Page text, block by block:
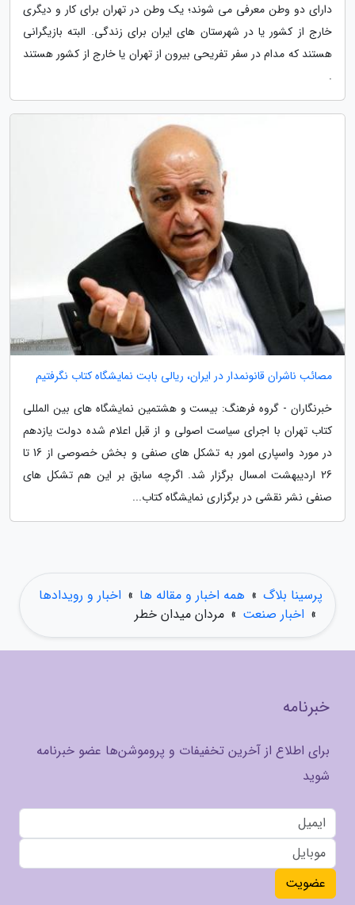
دارای دو وطن معرفی می شوند؛ یک وطن در تهران برای کار و دیگری
خارج از کشور یا در شهرستان های ایران برای زندگی. البته بازیگرانی
هستند که مدام در سفر تفریحی بیرون از تهران یا خارج از کشور هستند
.
مصائب ناشران قانونمدار در ایران، ریالی بابت نمایشگاه کتاب نگرفتیم
خبرنگاران - گروه فرهنگ: بیست و هشتمین نمایشگاه های بین المللی
کتاب تهران با اجرای سیاست اصولی و از قبل اعلام شده دولت یازدهم
در مورد واسپاری امور به تشکل های صنفی و بخش خصوصی از 16 تا
26 اردیبهشت امسال برگزار شد. اگرچه سابق بر این هم تشکل های
صنفی نشر نقشی در برگزاری نمایشگاه کتاب...
پرسینا بلاگ » همه اخبار و مقاله ها » اخبار و رویدادها
» اخبار صنعت » مردان میدان خطر
خبرنامه
برای اطلاع از آخرین تخفیفات و پروموشن‌ها عضو خبرنامه
شوید
عضویت